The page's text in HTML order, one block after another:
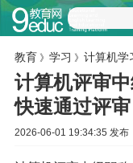
教育 》 学习 》 计算机学
计算机评审
快速通过评审
2026-06-01 19:34:35 发布